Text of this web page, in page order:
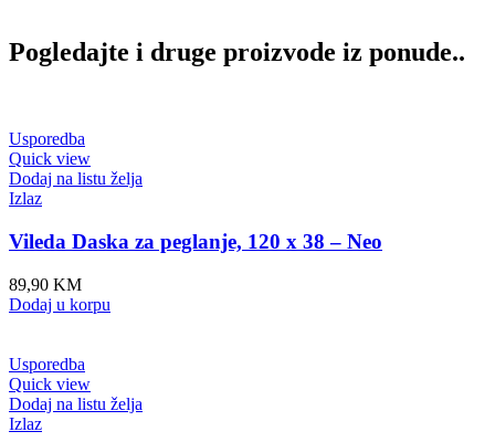
Pogledajte i druge proizvode iz ponude..
Usporedba
Quick view
Dodaj na listu želja
Izlaz
Vileda Daska za peglanje, 120 x 38 – Neo
89,90 KM
Dodaj u korpu
Usporedba
Quick view
Dodaj na listu želja
Izlaz